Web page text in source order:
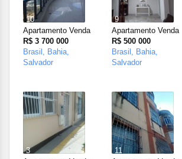
10
Apartamento Venda
R$ 3 700 000
Brasil, Bahia,
Salvador
9
Apartamento Venda
R$ 500 000
Brasil, Bahia,
Salvador
3
11